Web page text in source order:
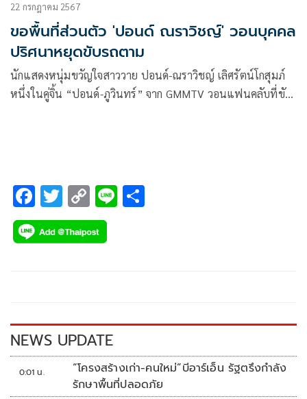
22 กรกฎาคม 2567
ขอพื้นที่ส่วนตัว 'ปอนด์ ณราวิชญ์' วอนบุคคล
ปริศนาหยุดขับรถตาม
นักแสดงหนุ่มขวัญใจสาววาย ปอนด์-ณราวิชญ์ เลิศรัตน์โกสุมภ์
หนึ่งในคู่จิ้น “ปอนด์-ภูวินทร์” จาก GMMTV วอนแฟนคลับที่ขับ
F
ac
e
k
T
wi
tt
C
o
p
k
Li
NEWS UPDATE
0:01 น.
“โครงสร้างเก่า-คนใหม่”บีอาร์เอ็น รัฐตรึงกำลัง
รักษาพื้นที่ปลอดภัย